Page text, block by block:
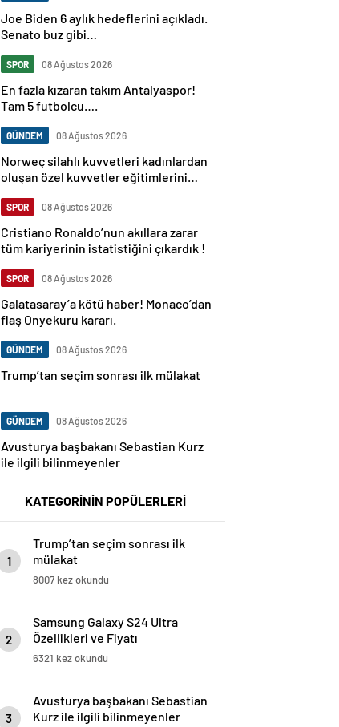
Joe Biden 6 aylık hedeflerini açıkladı.
Senato buz gibi…
SPOR 08 Ağustos 2026
En fazla kızaran takım Antalyaspor!
Tam 5 futbolcu….
GÜNDEM 08 Ağustos 2026
Norweç silahlı kuvvetleri kadınlardan
oluşan özel kuvvetler eğitimlerini
SPOR 08 Ağustos 2026
Cristiano Ronaldo’nun akıllara zarar
tüm kariyerinin istatistiğini çıkardık !
SPOR 08 Ağustos 2026
Galatasaray’a kötü haber! Monaco’dan
flaş Onyekuru kararı.
GÜNDEM 08 Ağustos 2026
Trump’tan seçim sonrası ilk mülakat
GÜNDEM 08 Ağustos 2026
Avusturya başbakanı Sebastian Kurz
ile ilgili bilinmeyenler
KATEGORİNİN POPÜLERLERİ
1
Trump’tan seçim sonrası ilk
mülakat
8007 kez okundu
2
Samsung Galaxy S24 Ultra
Özellikleri ve Fiyatı
6321 kez okundu
3
Avusturya başbakanı Sebastian
Kurz ile ilgili bilinmeyenler